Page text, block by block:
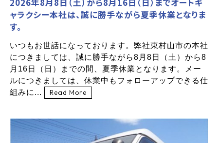
ャラクシー本社は、誠に勝手ながら夏季休業となりま
す。
いつもお世話になっております。弊社東村山市の本社
につきましては、誠に勝手ながら8月8日（土）から8
月16日（日）までの間、夏季休業となります。メー
ルにつきましては、休業中もフォローアップできる仕
組みに...
Read More